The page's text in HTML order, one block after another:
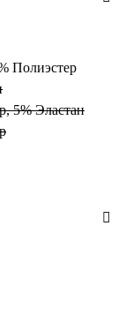
Полиэстер
5% Эластан